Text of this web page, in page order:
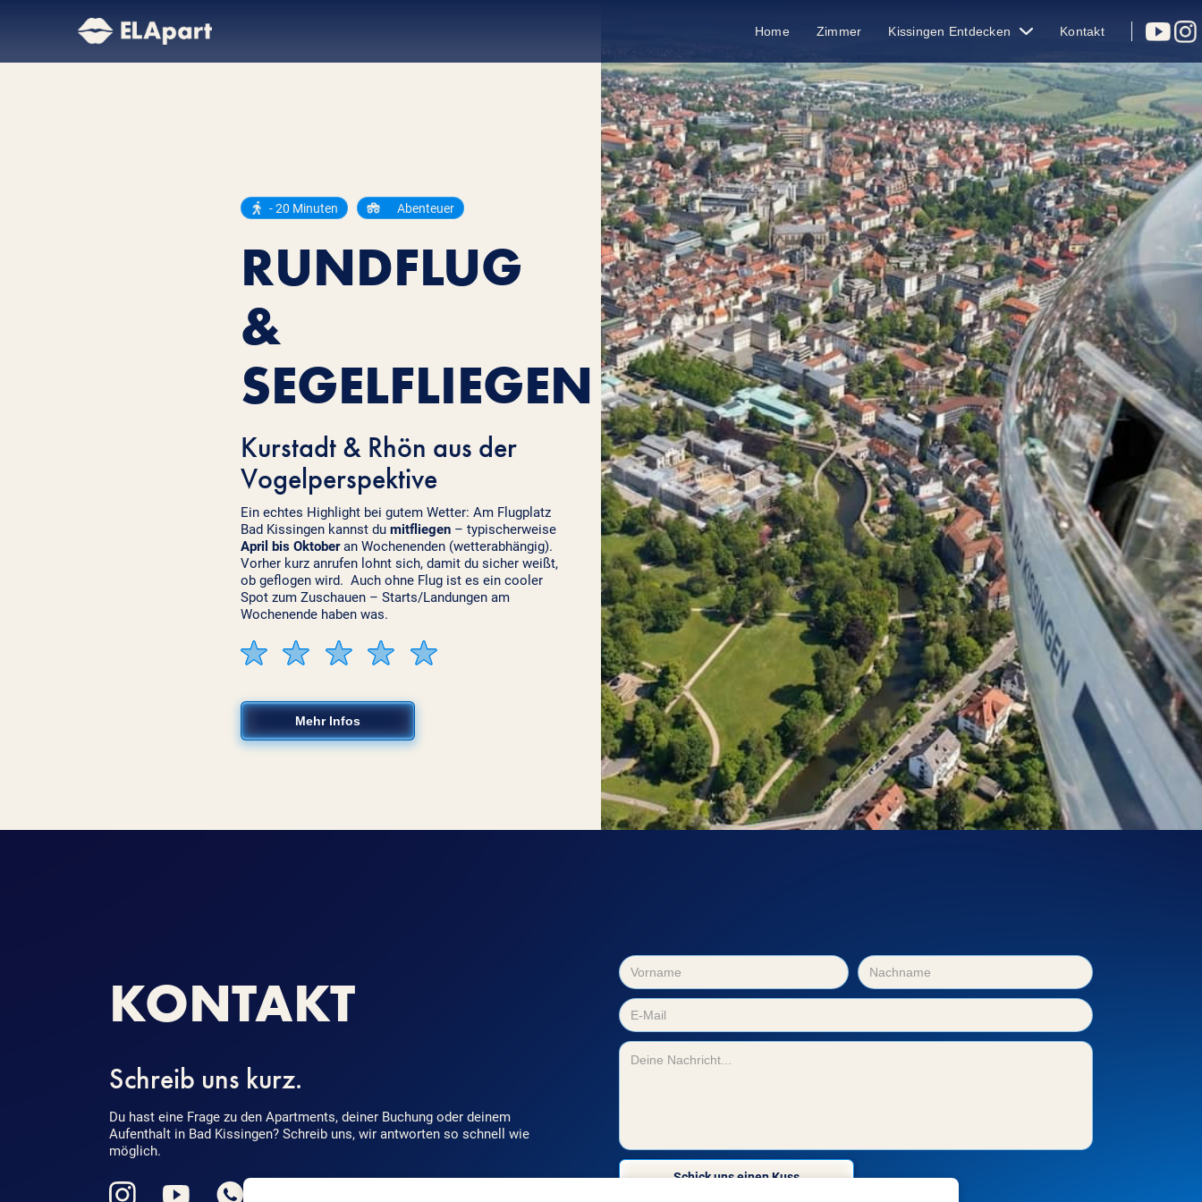
Home Zimmer Kissingen Entdecken Kontakt
- 20 Minuten Abenteuer
RUNDFLUG
&
SEGELFLIEGEN
Kurstadt & Rhön aus der
Vogelperspektive
Ein echtes Highlight bei gutem Wetter: Am Flugplatz
Bad Kissingen kannst du mitfliegen– typischerweise
April bis Oktoberan Wochenenden (wetterabhängig).
Vorher kurz anrufen lohnt sich, damit du sicher weißt,
ob geflogen wird. Auch ohne Flug ist es ein cooler
Spot zum Zuschauen – Starts/Landungen am
Wochenende haben was.
Mehr Infos
KONTAKT
Schreib uns kurz.
Du hast eine Frage zu den Apartments, deiner Buchung oder deinem
Aufenthalt in Bad Kissingen? Schreib uns, wir antworten so schnell wie
möglich.